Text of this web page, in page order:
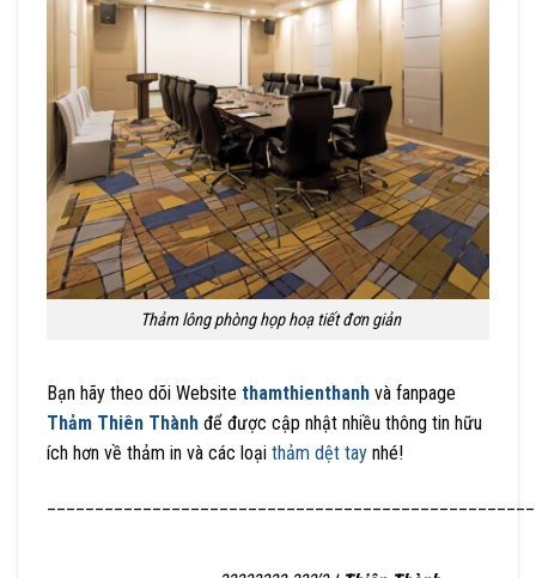
Thảm lông phòng họp hoạ tiết đơn giản
Bạn hãy theo dõi Website thamthienthanh và fanpage
Thảm Thiên Thành để được cập nhật nhiều thông tin hữu
ích hơn về thảm in và các loại thảm dệt tay nhé!